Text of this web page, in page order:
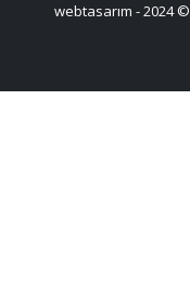
webtasarım - 2024